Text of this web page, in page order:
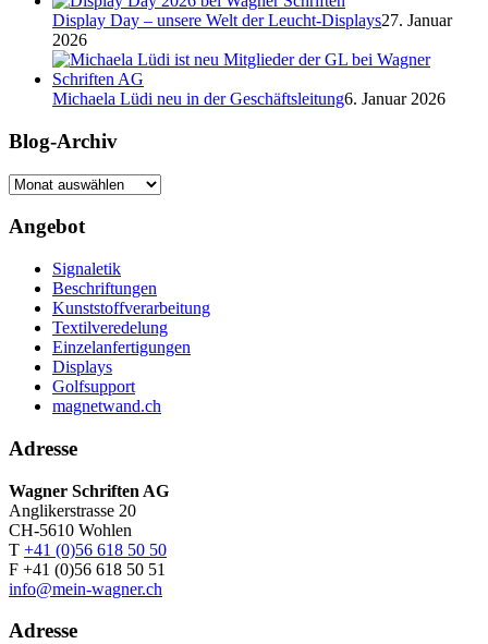
Display Day – unsere Welt der Leucht-Displays27. Januar
2026
Michaela Lüdi neu in der Geschäftsleitung6. Januar 2026
Blog-Archiv
Blog-
Angebot
Signaletik
Beschriftungen
Kunststoffverarbeitung
Textilveredelung
Einzelanfertigungen
Displays
Golfsupport
magnetwand.ch
Adresse
Wagner Schriften AG
Anglikerstrasse 20
CH-5610 Wohlen
T +41 (0)56 618 50 50
F +41 (0)56 618 50 51
info@mein-wagner.ch
Adresse